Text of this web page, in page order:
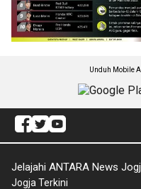
Unduh Mobile
Jelajahi ANTARA News
Jogja Terkini